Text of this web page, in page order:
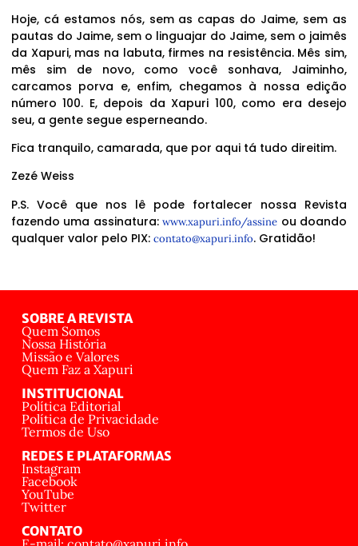
Hoje, cá estamos nós, sem as capas do Jaime, sem as
pautas do Jaime, sem o linguajar do Jaime, sem o jaimês
da Xapuri, mas na labuta, firmes na resistência. Mês sim,
mês sim de novo, como você sonhava, Jaiminho,
carcamos porva e, enfim, chegamos à nossa edição
número 100. E, depois da Xapuri 100, como era desejo
seu, a gente segue esperneando.
Fica tranquilo, camarada, que por aqui tá tudo direitim.
Zezé Weiss
P.S. Você que nos lê pode fortalecer nossa Revista
fazendo uma assinatura:www.xapuri.info/assine ou doando
qualquer valor pelo PIX: contato@xapuri.info. Gratidão!
SOBRE A REVISTA
Quem Somos
Nossa História
Missão e Valores
Quem Faz a Xapuri
INSTITUCIONAL
Política Editorial
Política de Privacidade
Termos de Uso
REDES E PLATAFORMAS
Instagram
Facebook
YouTube
Twitter
CONTATO